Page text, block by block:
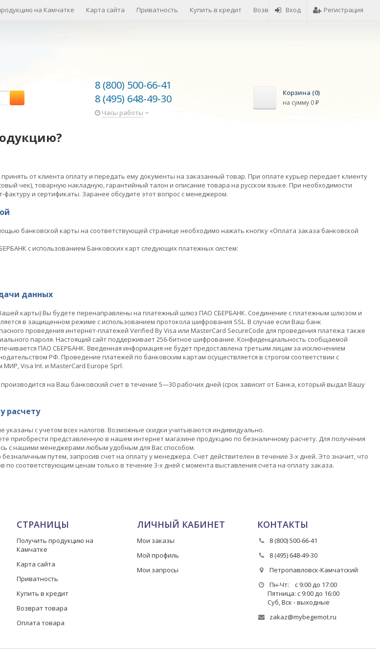
Вход Регистрация
на Камчатке Карта сайта Приватность Купить в кредит Возврат товара
Оплата товара
8 (800) 500-66-41
8 (495) 648-49-30
Часы работы
Корзина (0)
на сумму 0 ₽
от клиента оплату и передать ему документы на заказанный товар. При оплате курьер передает клиенту
чек), товарную накладную, гарантийный талон и описание товара на русском языке. При необходимости
фактуру и сертификаты. Заранее обсудите этот вопрос с менеджером.
банковской карты на соответствующей странице необходимо нажать кнопку «Оплата заказа банковской
с использованием Банковских карт следующих платежных систем:
данных
карты) Вы будете перенаправлены на платежный шлюз ПАО СБЕРБАНК. Соединение с платежным шлюзом и
в защищенном режиме с использованием протокола шифрования SSL. В случае если Ваш банк
проведения интернет-платежей Verified By Visa или MasterCard SecureCode для проведения платежа также
пароля. Настоящий сайт поддерживает 256-битное шифрование. Конфиденциальность сообщаемой
ПАО СБЕРБАНК. Введенная информация не будет предоставлена третьим лицам за исключением
РФ. Проведение платежей по банковским картам осуществляется в строгом соответствии с
Visa Int. и MasterCard Europe Sprl.
на Ваш банковский счет в течение 5—30 рабочих дней (срок зависит от Банка, который выдал Вашу
расчету
с учетом всех налогов. Возможные скидки учитываются индивидуально.
приобрести представленную в нашем интернет магазине продукцию по безналичному расчету. Для получения
с нашими менеджерами любым удобным для Вас способом.
путем, запросив счет на оплату у менеджера. Счет действителен в течение 3-х дней. Это значит, что
по соответствующим ценам только в течение 3-х дней с момента выставления счета на оплату заказа.
СТРАНИЦЫ
Получить продукцию на
Камчатке
Карта сайта
Приватность
Купить в кредит
Возврат товара
Оплата товара
ЛИЧНЫЙ КАБИНЕТ
Мои заказы
Мой профиль
Мои запросы
КОНТАКТЫ
8 (800) 500-66-41
8 (495) 648-49-30
Петропавловск-Камчатский
Пн-Чт: с 9:00 до 17:00
Пятница: с 9:00 до 16:00
Суб, Вск - выходные
zakaz@mybegemot.ru